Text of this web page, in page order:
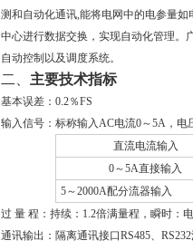
测和自动化通讯,能将电网中的电参量如
中心进行数据交换，实现自动化管理。
自动控制以及调度系统。
二、 主要技术指标
基本误差： 0.2％FS
输入信号： 标称输入AC电流0～5A，电
直流电流输入
0～5A直接输入
5～2000A配分流器输入
过 量 程：持续：1.2倍满量程，瞬时：
通讯输出：隔离通讯接口RS485、 RS232